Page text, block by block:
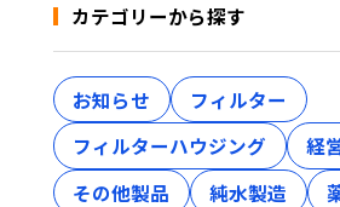
カテゴリーから探す
お知らせ
フィルター
フィルターハウジング
経
その他製品
純水製造